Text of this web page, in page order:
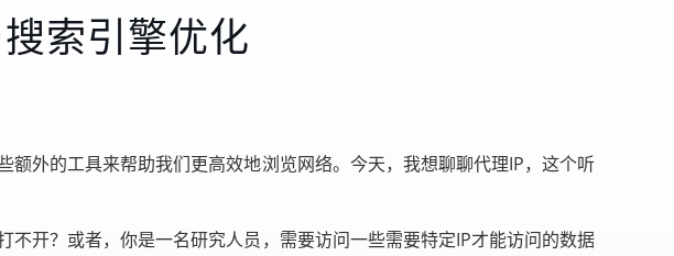
索引擎优化
外的工具来帮助我们更高效地浏览网络。今天，我想聊聊代理IP，这个听
开？或者，你是一名研究人员，需要访问一些需要特定IP才能访问的数据